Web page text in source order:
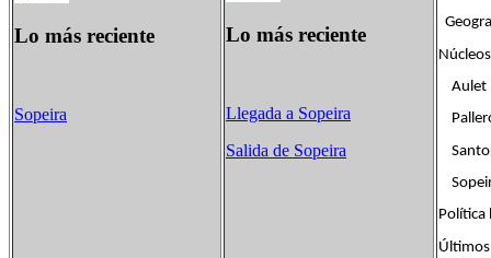
Lo más reciente
Sopeira
Lo más reciente
Llegada a Sopeira
Salida de Sopeira
Aulet
Política
Últimos